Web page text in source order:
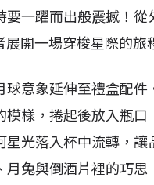
要一躍而出般震撼！從
開一場穿梭星際的旅
球意象延伸至禮盒配件
模樣，捲起後放入瓶口
星光落入杯中流轉，讓
月兔與倒酒片裡的巧思